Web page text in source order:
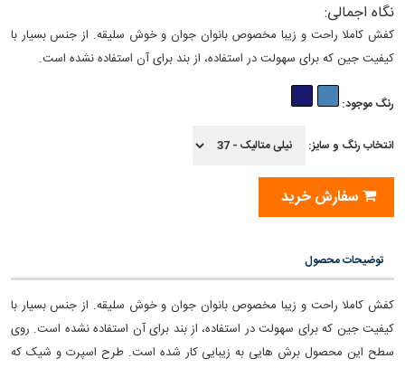
نگاه اجمالی:
کفش کاملا راحت و زیبا مخصوص بانوان جوان و خوش سلیقه. از جنس بسیار با
کیفیت جین که برای سهولت در استفاده، از بند برای آن استفاده نشده است.
رنگ موجود:
انتخاب رنگ و سایز:
سفارش خرید
توضیحات محصول
کفش کاملا راحت و زیبا مخصوص بانوان جوان و خوش سلیقه. از جنس بسیار با
کیفیت جین که برای سهولت در استفاده، از بند برای آن استفاده نشده است. روی
سطح این محصول برش هایی به زیبایی کار شده است. طرح اسپرت و شیک که